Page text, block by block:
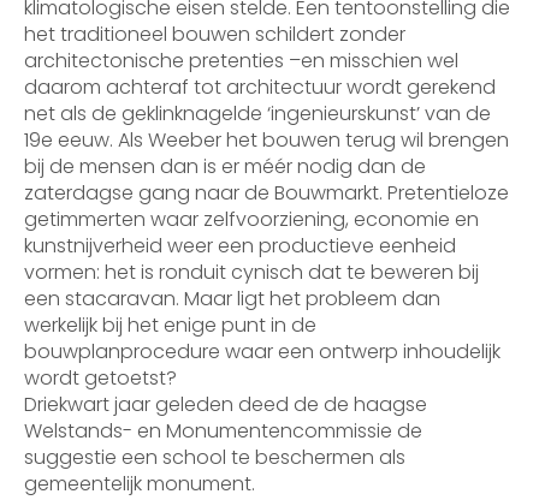
klimatologische eisen stelde. Een tentoonstelling die
het traditioneel bouwen schildert zonder
architectonische pretenties –en misschien wel
daarom achteraf tot architectuur wordt gerekend
net als de geklinknagelde ‘ingenieurskunst’ van de
19e eeuw. Als Weeber het bouwen terug wil brengen
bij de mensen dan is er méér nodig dan de
zaterdagse gang naar de Bouwmarkt. Pretentieloze
getimmerten waar zelfvoorziening, economie en
kunstnijverheid weer een productieve eenheid
vormen: het is ronduit cynisch dat te beweren bij
een stacaravan. Maar ligt het probleem dan
werkelijk bij het enige punt in de
bouwplanprocedure waar een ontwerp inhoudelijk
wordt getoetst?
Driekwart jaar geleden deed de de haagse
Welstands- en Monumentencommissie de
suggestie een school te beschermen als
gemeentelijk monument.